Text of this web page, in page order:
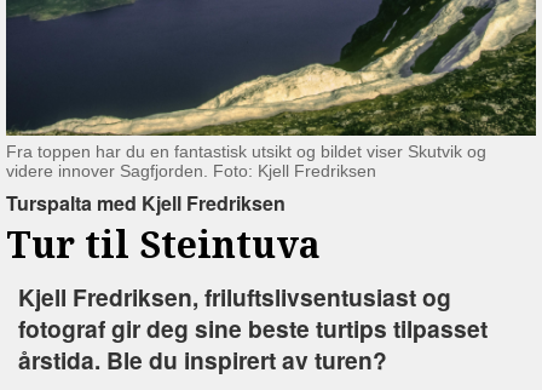
Fra toppen har du en fantastisk utsikt og bildet viser Skutvik og
videre innover Sagfjorden. Foto: Kjell Fredriksen
Turspalta med Kjell Fredriksen
Tur til Steintuva
Kjell Fredriksen, friluftslivsentusiast og
fotograf gir deg sine beste turtips tilpasset
årstida. Ble du inspirert av turen?